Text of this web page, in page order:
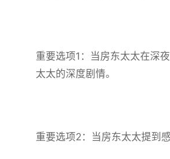
重要选项1：当房东太太在深
太太的深度剧情。
重要选项2：当房东太太提到